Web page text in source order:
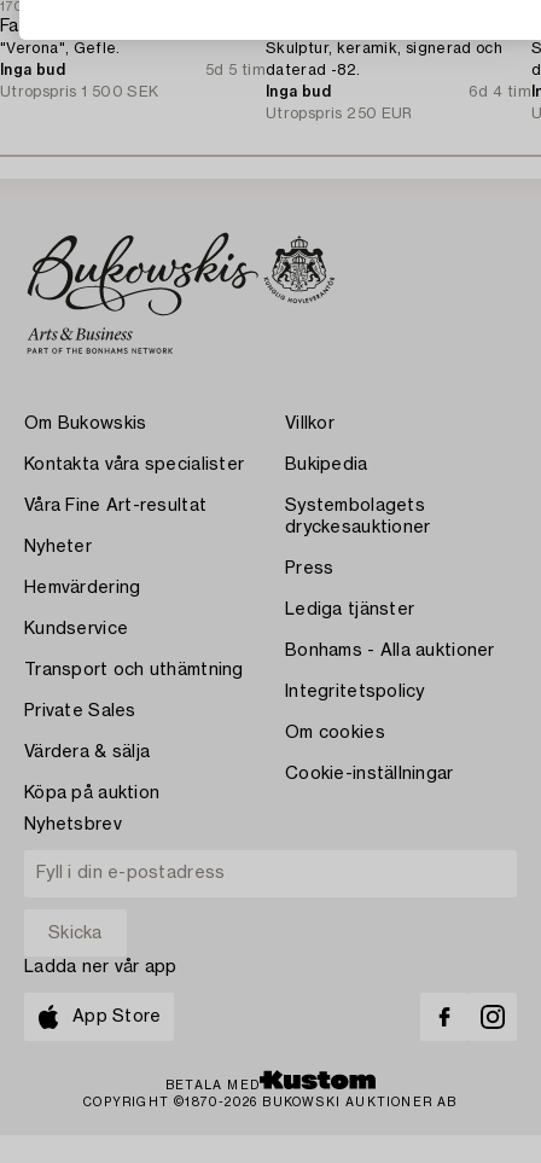
1707813
Fat,
"Verona", Gefle.
Inga bud
5d 5 tim
Utropspris 1 500 SEK
Skulptur, keramik, signerad och
daterad -82.
Inga bud
6d 4 tim
Utropspris 250 EUR
Om Bukowskis
Kontakta våra specialister
Våra Fine Art-resultat
Nyheter
Hemvärdering
Kundservice
Transport och uthämtning
Private Sales
Värdera & sälja
Köpa på auktion
Villkor
Bukipedia
Systembolagets
dryckesauktioner
Press
Lediga tjänster
Bonhams - Alla auktioner
Integritetspolicy
Om cookies
Cookie-inställningar
Nyhetsbrev
Ladda ner vår app
App Store
BETALA MED
COPYRIGHT ©1870-2026 BUKOWSKI AUKTIONER AB